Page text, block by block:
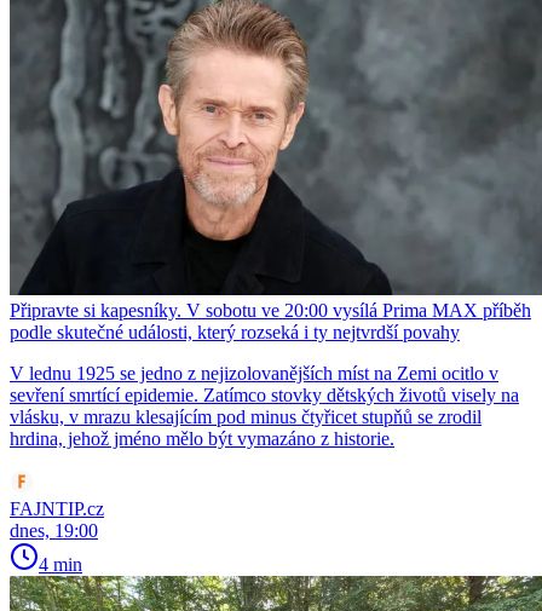
Připravte si kapesníky. V sobotu ve 20:00 vysílá Prima MAX příběh
podle skutečné události, který rozseká i ty nejtvrdší povahy
V lednu 1925 se jedno z nejizolovanějších míst na Zemi ocitlo v
sevření smrtící epidemie. Zatímco stovky dětských životů visely na
vlásku, v mrazu klesajícím pod minus čtyřicet stupňů se zrodil
hrdina, jehož jméno mělo být vymazáno z historie.
FAJNTIP.cz
dnes, 19:00
4 min